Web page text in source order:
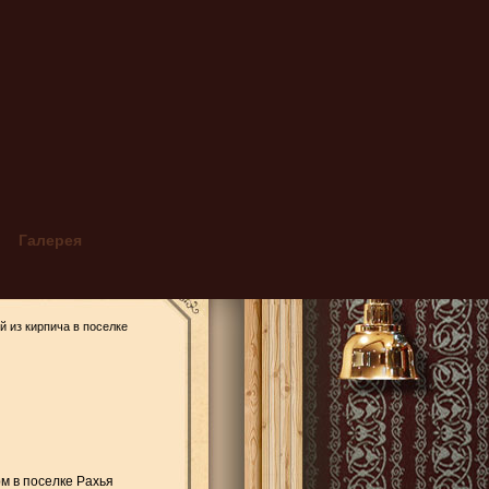
Галерея
(ленобласть)
из кирпича в поселке
в поселке Рахья